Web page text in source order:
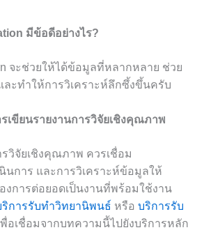
มีข้อดีอย่างไร?
จะช่วยให้ได้ข้อมูลที่หลากหลาย ช่วย
ละทำให้การวิเคราะห์ลึกซึ้งขึ้นครับ
เขียนรายงานการวิจัยเชิงคุณภาพ
รวิจัยเชิงคุณภาพ ควรเชื่อม
นการ และการวิเคราะห์ข้อมูลให้
การต่อยอดเป็นงานที่พร้อมใช้งาน
ริการรับทำวิทยานิพนธ์ หรือ บริการรับ
พื่อเชื่อมจากบทความนี้ไปยังบริการหลัก